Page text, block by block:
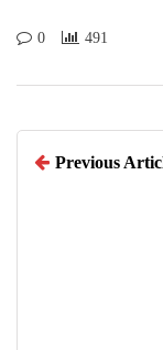
0 491
Previous